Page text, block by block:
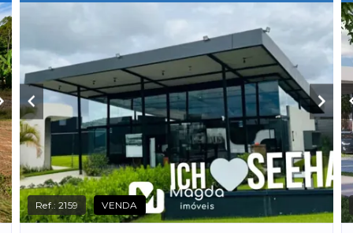
Ref.:2159 VENDA